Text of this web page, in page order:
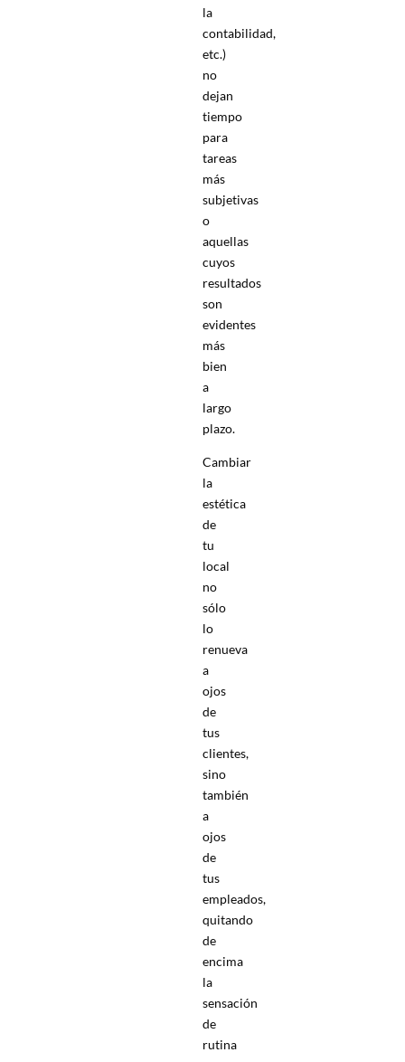
la
contabilidad,
etc.)
no
dejan
tiempo
para
tareas
más
subjetivas
o
aquellas
cuyos
resultados
son
evidentes
más
bien
a
largo
plazo.
Cambiar
la
estética
de
tu
local
no
sólo
lo
renueva
a
ojos
de
tus
clientes,
sino
también
a
ojos
de
tus
empleados,
quitando
de
encima
la
sensación
de
rutina